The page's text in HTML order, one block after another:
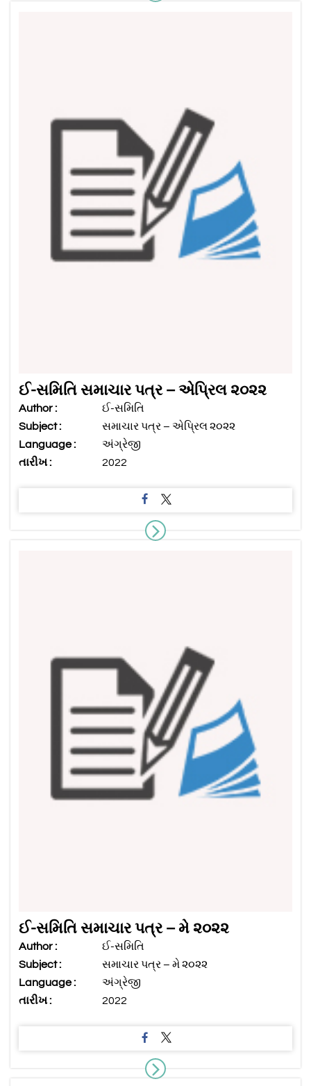
ઈ-સમિતિ સમાચાર પત્ર – એપ્રિલ ૨૦૨૨
Author :
ઈ-સમિતિ
Subject :
સમાચાર પત્ર – એપ્રિલ ૨૦૨૨
Language :
અંગ્રેજી
તારીખ :
2022
ઈ-સમિતિ સમાચાર પત્ર – મે ૨૦૨૨
Author :
ઈ-સમિતિ
Subject :
સમાચાર પત્ર – મે ૨૦૨૨
Language :
અંગ્રેજી
તારીખ :
2022